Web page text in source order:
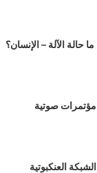
ما حالة الآلة – الإنسان؟
مؤتمرات صوتية
الشبكة العنكبوتية